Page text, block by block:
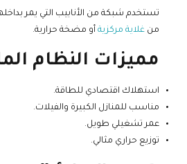
تستخدم شبكة من الأنابيب التي يمر
من غلاية مركزية أو مضخة حرارية.
مميزات النظام
استهلاك اقتصادي للطاقة.
مناسب للمنازل الكبيرة والفيلات.
عمر تشغيلي طويل.
توزيع حراري مثالي.